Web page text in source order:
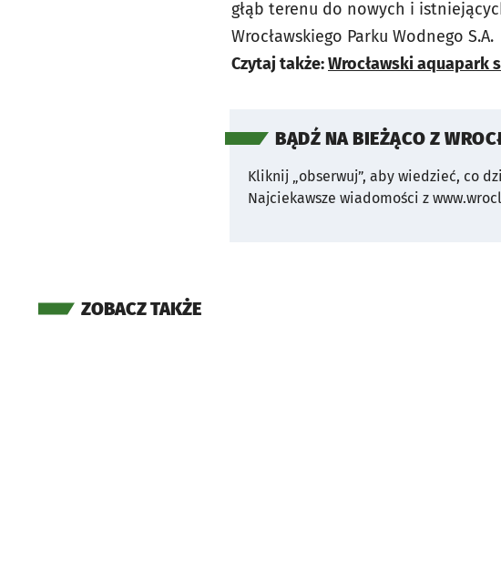
głąb terenu do nowych i
Wrocławskiego Parku Wodnego S.A.
Czytaj także:Wrocławski aquapark
BĄDŹ NA BIEŻĄCO Z
Kliknij „obserwuj”, aby wiedzieć, co
Najciekawsze wiadomości z
ZOBACZ TAKŻE